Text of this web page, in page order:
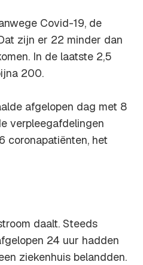
Covid-19, de
zijn er 22 minder dan
In de laatste 2,5
200.
afgelopen dag met 8
verpleegafdelingen
coronapatiënten, het
daalt. Steeds
24 uur hadden
ziekenhuis belandden.